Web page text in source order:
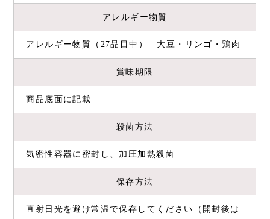
アレルギー物質
アレルギー物質（27品目中） 大豆・リンゴ・鶏肉
賞味期限
商品底面に記載
殺菌方法
気密性容器に密封し、加圧加熱殺菌
保存方法
直射日光を避け常温で保存してください（開封後は